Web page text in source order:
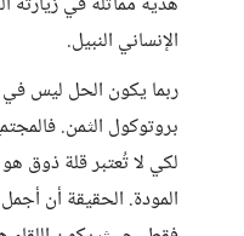
الإنساني النبيل.
​ربما يكون الحل ليس في
بروتوكول الثمن.
لكي لا تُعتبر قلة ذوق
المودة. الحقيقة أن